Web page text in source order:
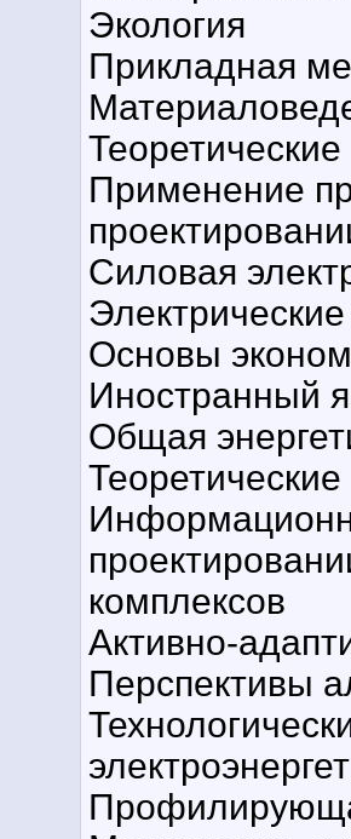
Экология
Прикладная
Применение
Силовая
Основы
Иностранный
Общая
комплексов
Активно-
Перспективы